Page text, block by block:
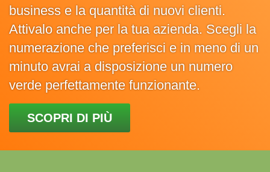
business e la quantità di nuovi clienti.
Attivalo anche per la tua azienda. Scegli la
numerazione che preferisci e in meno di un
minuto avrai a disposizione un numero
verde perfettamente funzionante.
SCOPRI DI PIÙ